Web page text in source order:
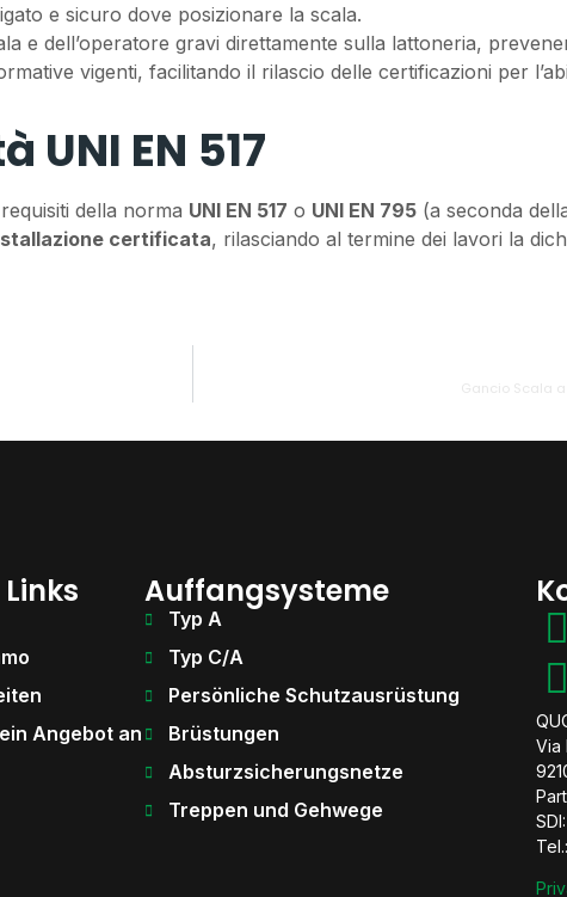
e sicuro dove posizionare la scala.
e dell’operatore gravi direttamente sulla lattoneria,
vigenti, facilitando il rilascio delle certificazioni per
EN 517
della norma UNI EN 517 o UNI EN 795 (a seconda
certificata, rilasciando al termine dei lavori la
Gancio Scala
Angebot an
Auffangsysteme
Typ A
Typ C/A
Persönliche Schutzausrüstung
Brüstungen
Absturzsicherungsnetze
Treppen und Gehwege
Via